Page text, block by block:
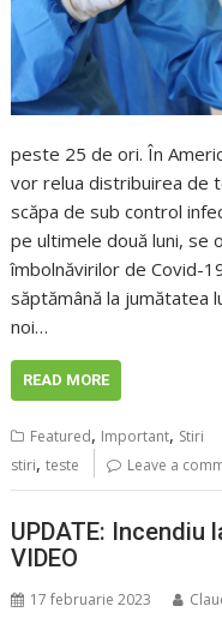
peste 25 de ori. În
vor relua distribuirea de
scăpa de sub control
pe ultimele două luni, se
îmbolnăvirilor de Covid-
săptămână la jumătatea
noi…
READ MORE
Featured, Important, Stiri
stiri,teste Leave a
UPDATE: Incendiu
VIDEO
17 februarie 2023